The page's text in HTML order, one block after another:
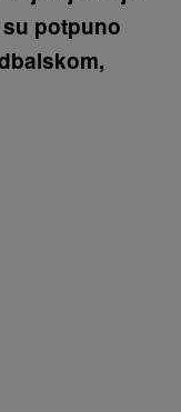
potpuno